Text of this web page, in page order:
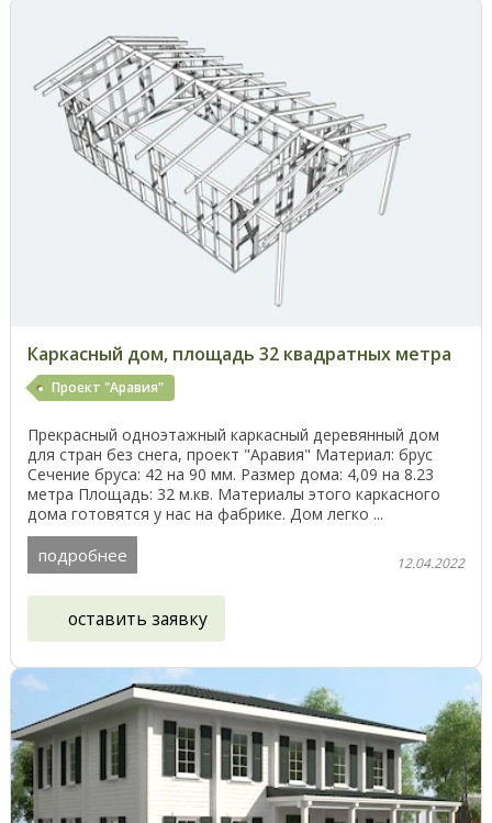
Каркасный дом, площадь 32 квадратных метра
Проект "Аравия"
Прекрасный одноэтажный каркасный деревянный дом
для стран без снега, проект "Аравия" Материал: брус
Сечение бруса: 42 на 90 мм. Размер дома: 4,09 на 8.23
метра Площадь: 32 м.кв. Материалы этого каркасного
дома готовятся у нас на фабрике. Дом легко ...
подробнее 12.04.2022
оставить заявку